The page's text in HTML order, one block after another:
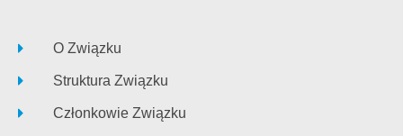
O Związku
Struktura Związku
Członkowie Związku